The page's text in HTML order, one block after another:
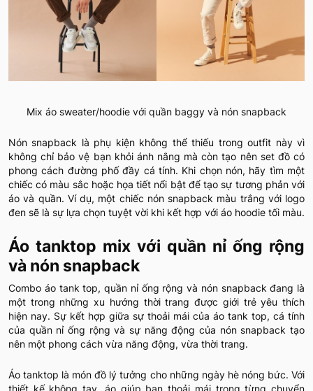
Mix áo sweater/hoodie với quần baggy và nón snapback
Nón snapback là phụ kiện không thể thiếu trong outfit này vì
không chỉ bảo vệ bạn khỏi ánh nắng mà còn tạo nên set đồ có
phong cách đường phố đầy cá tính. Khi chọn nón, hãy tìm một
chiếc có màu sắc hoặc họa tiết nổi bật để tạo sự tương phản với
áo và quần. Ví dụ, một chiếc nón snapback màu trắng với logo
đen sẽ là sự lựa chọn tuyệt vời khi kết hợp với áo hoodie tối màu.
Áo tanktop mix với quần nỉ ống rộng
và nón snapback
Combo áo tank top, quần nỉ ống rộng và nón snapback đang là
một trong những xu hướng thời trang được giới trẻ yêu thích
hiện nay. Sự kết hợp giữa sự thoải mái của áo tank top, cá tính
của quần nỉ ống rộng và sự năng động của nón snapback tạo
nên một phong cách vừa năng động, vừa thời trang.
Áo tanktop là món đồ lý tưởng cho những ngày hè nóng bức. Với
thiết kế không tay, áo giúp bạn thoải mái trong từng chuyển